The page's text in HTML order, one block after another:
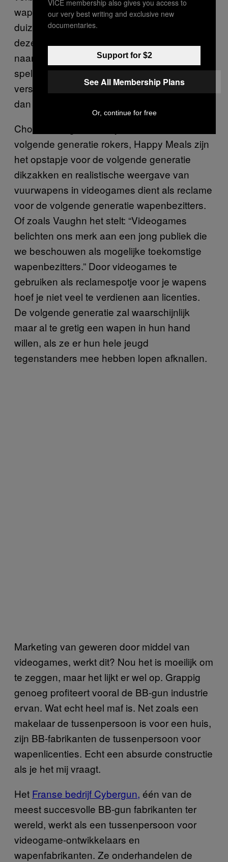
wapenfabrikanten er voor terug? Die paar
duizend euro verbleekt bij het vermogen dat
deze bedrijven bezitten. Nou,
naamsbekendheid, marketing en reclame
spelen een hele grote rol en als ik op het
verstand van wapens van mijn vrienden afga,
dan lijkt het te werken.
Chocoladesigaretten zijn reclame voor de
volgende generatie rokers, Happy Meals zijn
het opstapje voor de volgende generatie
dikzakken en realistische weergave van
vuurwapens in videogames dient als reclame
voor de volgende generatie wapenbezitters.
Of zoals Vaughn het stelt: “Videogames
belichten ons merk aan een jong publiek die
we beschouwen als mogelijke toekomstige
wapenbezitters.” Door videogames te
gebruiken als reclamespotje voor je wapens
hoef je niet veel te verdienen aan licenties.
De volgende generatie zal waarschijnlijk
maar al te gretig een wapen in hun hand
willen, als ze er hun hele jeugd
tegenstanders mee hebben lopen afknallen.
Marketing van geweren door middel van
videogames, werkt dit? Nou het is moeilijk om
te zeggen, maar het lijkt er wel op. Grappig
genoeg profiteert vooral de BB-gun industrie
ervan. Wat echt heel maf is. Net zoals een
makelaar de tussenpersoon is voor een huis,
zijn BB-fabrikanten de tussenpersoon voor
wapenlicenties. Echt een absurde constructie
als je het mij vraagt.
Het Franse bedrijf Cybergun, één van de
meest succesvolle BB-gun fabrikanten ter
wereld, werkt als een tussenpersoon voor
videogame-ontwikkelaars en
wapenfabrikanten. Ze onderhandelen de
VICE membership also gives you access to
our very best writing and exclusive new
documentaries.
Support for $2
See All Membership Plans
Or, continue for free